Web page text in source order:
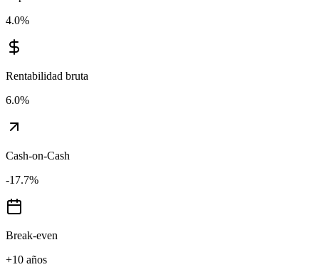
4.0%
Rentabilidad bruta
6.0%
Cash-on-Cash
-17.7%
Break-even
+10 años